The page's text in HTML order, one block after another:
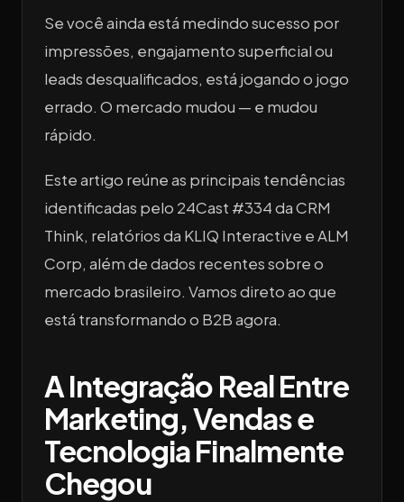
Se você ainda está medindo sucesso por
impressões, engajamento superficial ou
leads desqualificados, está jogando o jogo
errado. O mercado mudou — e mudou
rápido.
Este artigo reúne as principais tendências
identificadas pelo 24Cast #334 da CRM
Think, relatórios da KLIQ Interactive e ALM
Corp, além de dados recentes sobre o
mercado brasileiro. Vamos direto ao que
está transformando o B2B agora.
A Integração Real Entre
Marketing, Vendas e
Tecnologia Finalmente
Chegou